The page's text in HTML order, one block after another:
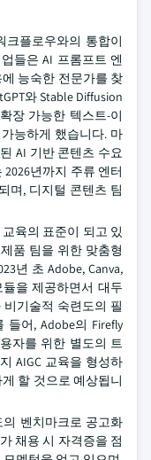
플로우와의 통합이
들은 AI 프롬프트 엔
능숙한 전문가를 찾
와 Stable Diffusion
장 가능한 텍스트-이
능하게 했습니다. 마
AI 기반 콘텐츠 수요
년까지 주류 엔터
며, 디지털 콘텐츠 팀
육의 표준이 되고 있
품 팀을 위한 맞춤형
년 초 Adobe, Canva,
을 제공하면서 대두
비기술적 숙련도의 필
들어, Adobe의 Firefly
자를 위한 별도의 트
AIGC 교육을 형성하
할 것으로 예상됩니
의 벤치마크로 공고화
채용 시 자격증을 점